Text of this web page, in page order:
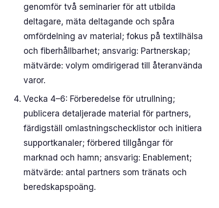
genomför två seminarier för att utbilda
deltagare, mäta deltagande och spåra
omfördelning av material; fokus på textilhälsa
och fiberhållbarhet; ansvarig: Partnerskap;
mätvärde: volym omdirigerad till återanvända
varor.
Vecka 4–6: Förberedelse för utrullning;
publicera detaljerade material för partners,
färdigställ omlastningschecklistor och initiera
supportkanaler; förbered tillgångar för
marknad och hamn; ansvarig: Enablement;
mätvärde: antal partners som tränats och
beredskapspoäng.